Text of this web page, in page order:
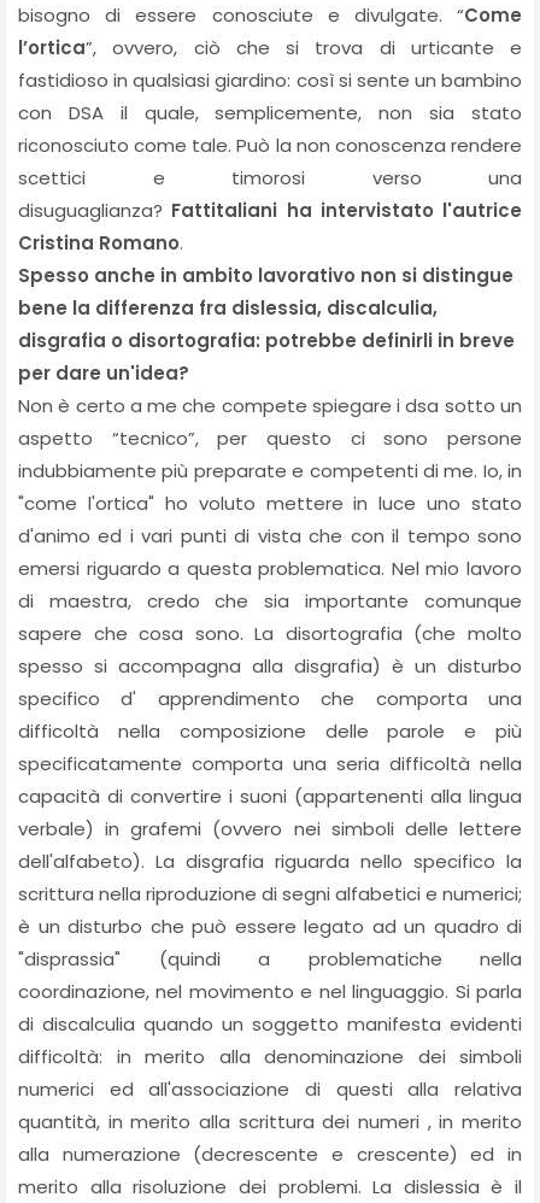
bisogno di essere conosciute e divulgate. “Come
l’ortica”, ovvero, ciò che si trova di urticante e
fastidioso in qualsiasi giardino: così si sente un bambino
con DSA il quale, semplicemente, non sia stato
riconosciuto come tale. Può la non conoscenza rendere
scettici e timorosi verso una
disuguaglianza? Fattitaliani ha intervistato l'autrice
Cristina Romano.
Spesso anche in ambito lavorativo non si distingue
bene la differenza fra dislessia, discalculia,
disgrafia o disortografia: potrebbe definirli in breve
per dare un'idea?
Non è certo a me che compete spiegare i dsa sotto un
aspetto “tecnico”, per questo ci sono persone
indubbiamente più preparate e competenti di me. Io, in
"come l'ortica" ho voluto mettere in luce uno stato
d'animo ed i vari punti di vista che con il tempo sono
emersi riguardo a questa problematica. Nel mio lavoro
di maestra, credo che sia importante comunque
sapere che cosa sono. La disortografia (che molto
spesso si accompagna alla disgrafia) è un disturbo
specifico d' apprendimento che comporta una
difficoltà nella composizione delle parole e più
specificatamente comporta una seria difficoltà nella
capacità di convertire i suoni (appartenenti alla lingua
verbale) in grafemi (ovvero nei simboli delle lettere
dell'alfabeto). La disgrafia riguarda nello specifico la
scrittura nella riproduzione di segni alfabetici e numerici;
è un disturbo che può essere legato ad un quadro di
"disprassia" (quindi a problematiche nella
coordinazione, nel movimento e nel linguaggio. Si parla
di discalculia quando un soggetto manifesta evidenti
difficoltà: in merito alla denominazione dei simboli
numerici ed all'associazione di questi alla relativa
quantità, in merito alla scrittura dei numeri , in merito
alla numerazione (decrescente e crescente) ed in
merito alla risoluzione dei problemi. La dislessia è il